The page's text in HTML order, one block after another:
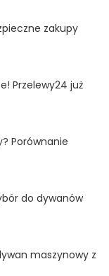
zakupy
Przelewy24 już
Porównanie
do dywanów
maszynowy z